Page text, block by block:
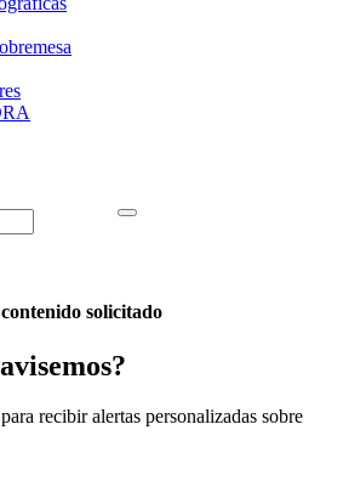
solicitado
recibir alertas personalizadas sobre